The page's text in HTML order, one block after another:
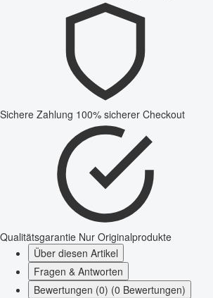
Sichere Zahlung 100% sicherer Checkout
Qualitätsgarantie Nur Originalprodukte
Über diesen Artikel
Fragen & Antworten
Bewertungen (0) (0 Bewertungen)